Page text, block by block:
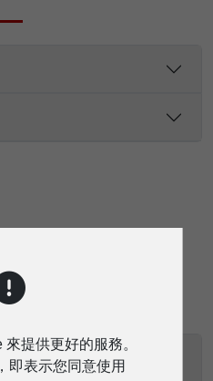
手冊
提供更好的服務。
即表示您同意使用